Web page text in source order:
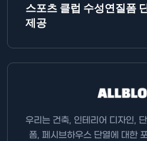
스포츠 클럽 수성연질폼
제공
우리는 건축, 인테리어 디자인,
폼, 페시브하우스 단열에 대한